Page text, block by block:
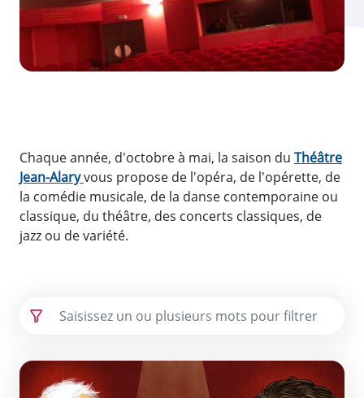
Chaque année, d'octobre à mai, la saison du Théâtre
Jean-Alaryvous propose de l'opéra, de l'opérette, de
la comédie musicale, de la danse contemporaine ou
classique, du théâtre, des concerts classiques, de
jazz ou de variété.
Programmation
L’Expérience Théâtrale